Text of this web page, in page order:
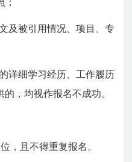
及被引用情况、项目、专
详细学习经历、工作履历
，均视作报名不成功。
，且不得重复报名。